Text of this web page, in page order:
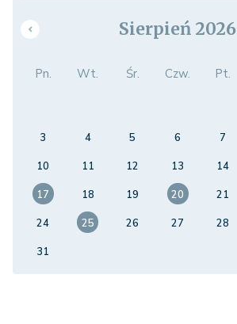
Sierpień 2026
Pn. Wt. Śr. Czw. Pt.
3
4 5 6 7
10
11 12 13 14
17
18 19 20 21
24
25 26 27 28
31